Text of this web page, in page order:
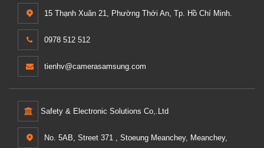
15 Thạnh Xuân 21, Phường Thới An, Tp. Hồ Chí Minh.
0978 512 512
tienhv@camerasamsung.com
Safety & Electronic Solutions Co,.Ltd
No. 5AB, Street 371 , Stoeung Meanchey, Meanchey,